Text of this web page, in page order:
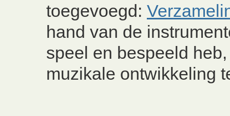
toegevoegd:
hand van de
speel en bespeeld
muzikale ontwikkeling